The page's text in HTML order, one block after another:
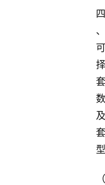
四
、
可
择
套
数
及
套
型
（